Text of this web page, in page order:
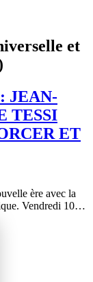
et
JEAN-
TESSI
ET
ère avec la
Vendredi 10…